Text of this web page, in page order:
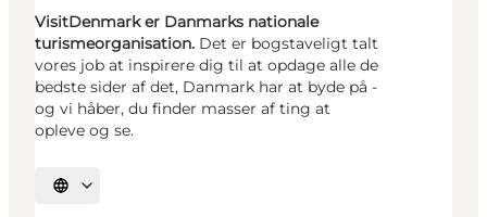
VisitDenmark er Danmarks nationale
turismeorganisation. Det er bogstaveligt talt
vores job at inspirere dig til at opdage alle de
bedste sider af det, Danmark har at byde på -
og vi håber, du finder masser af ting at
opleve og se.
Vælg sprog